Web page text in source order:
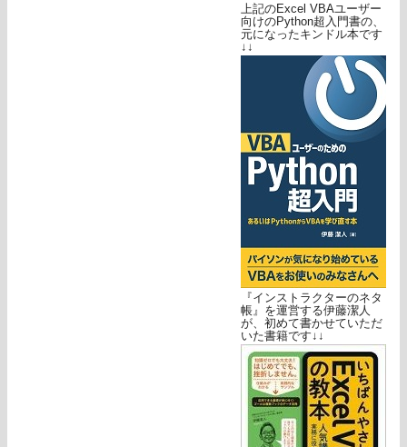
上記のExcel VBAユーザー
向けのPython超入門書の、
元になったキンドル本です
↓↓
『インストラクターのネタ
帳』を運営する伊藤潔人
が、初めて書かせていただ
いた書籍です↓↓